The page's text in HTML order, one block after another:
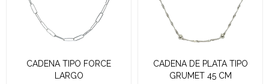
CADENA TIPO FORCE
LARGO
CADENA DE PLATA TIPO
GRUMET 45 CM